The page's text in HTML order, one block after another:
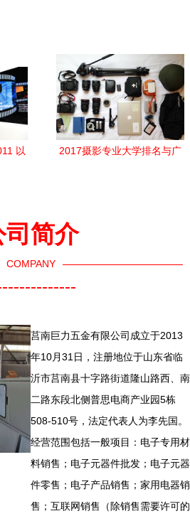
以
2017摄影专业大学排名与广
司简介
COMPANY
莒南巨力五金有限公司成立于2013
年10月31日，注册地位于山东省临
沂市莒南县十字路街道隆山路西、南
二路东段北侧普思电商产业园5栋
508-510号，法定代表人为李先国。
经营范围包括一般项目：电子专用材
料销售；电子元器件批发；电子元器
件零售；电子产品销售；家用电器销
售；互联网销售（除销售需要许可的